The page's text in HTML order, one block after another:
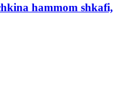
hammom